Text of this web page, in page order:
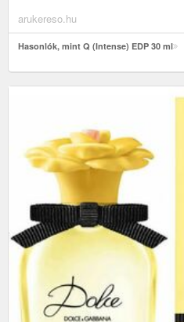
arukereso.hu
Hasonlók, mint Q (Intense) EDP 30 ml